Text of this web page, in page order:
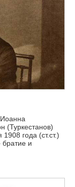
(Туркестанов)
года (ст.ст.)
и